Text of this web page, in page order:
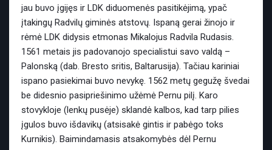
jau buvo įgijęs ir LDK diduomenės pasitikėjimą, ypač
įtakingų Radvilų giminės atstovų. Ispaną gerai žinojo ir
rėmė LDK didysis etmonas Mikalojus Radvila Rudasis.
1561 metais jis padovanojo specialistui savo valdą –
Palonską (dab. Bresto sritis, Baltarusija). Tačiau kariniai
ispano pasiekimai buvo nevykę. 1562 metų gegužę švedai
be didesnio pasipriešinimo užėmė Pernu pilį. Karo
stovykloje (lenkų pusėje) sklandė kalbos, kad tarp pilies
įgulos buvo išdavikų (atsisakė gintis ir pabėgo toks
Kurnikis). Baimindamasis atsakomybės dėl Pernu